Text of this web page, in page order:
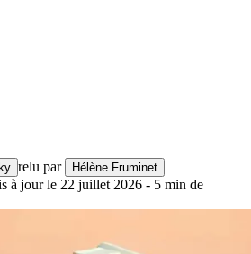
relu par Hélène Fruminet
à jour le 22 juillet 2026 - 5 min de